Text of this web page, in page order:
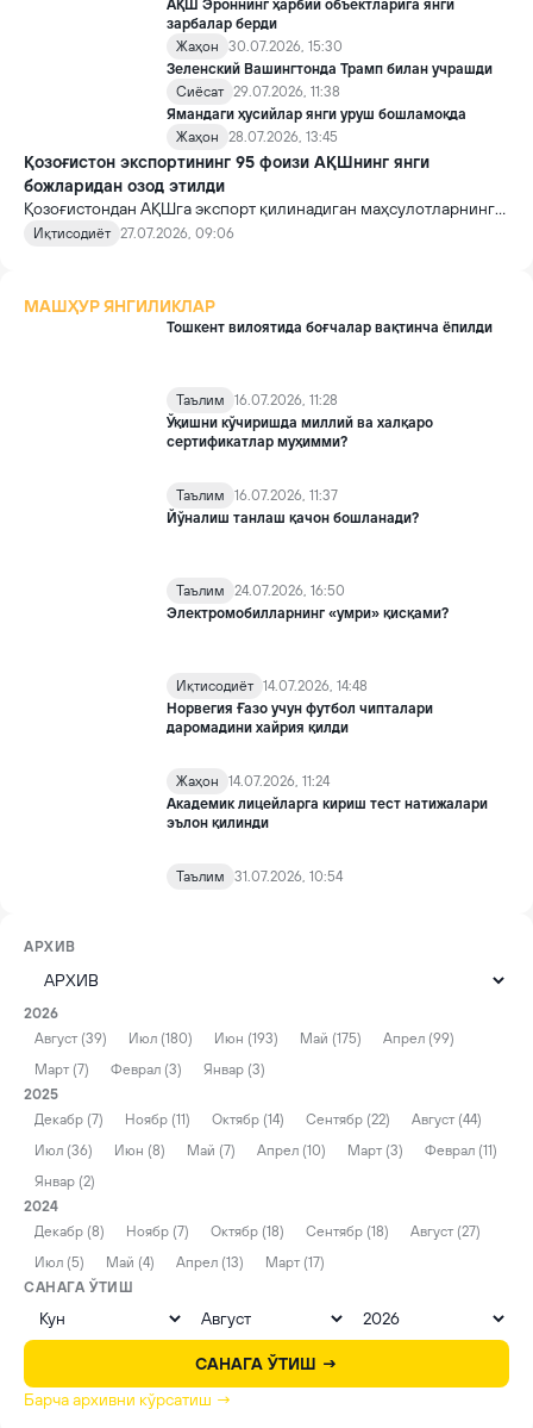
АҚШ Эроннинг ҳарбий объектларига янги
зарбалар берди
Жаҳон
30.07.2026, 15:30
Зеленский Вашингтонда Трамп билан учрашди
Сиёсат 29.07.2026, 11:38
Ямандаги ҳусийлар янги уруш бошламоқда
Жаҳон
28.07.2026, 13:45
Қозоғистон экспортининг 95 фоизи АҚШнинг янги
божларидан озод этилди
Қозоғистондан АҚШга экспорт қилинадиган маҳсулотларнинг
қарийб 95 фоизи Вашингтон жорий этган қўшимча импорт
Иқтисодиёт 27.07.2026, 09:06
МАШҲУР ЯНГИЛИКЛАР
Тошкент вилоятида боғчалар вақтинча ёпилди
Таълим
16.07.2026, 11:28
Ўқишни кўчиришда миллий ва халқаро
сертификатлар муҳимми?
Таълим
16.07.2026, 11:37
Йўналиш танлаш қачон бошланади?
Таълим
24.07.2026, 16:50
Электромобилларнинг «умри» қисқами?
Иқтисодиёт 14.07.2026, 14:48
Норвегия Ғазо учун футбол чипталари
даромадини хайрия қилди
Жаҳон
14.07.2026, 11:24
Академик лицейларга кириш тест натижалари
эълон қилинди
Таълим 31.07.2026, 10:54
АРХИВ
2026
Август (39)
Июл (180) Июн (193) Май (175)
Апрел (99)
Март (7)
Феврал (3)
Январ (3)
2025
Декабр (7)
Ноябр (11) Октябр (14) Сентябр (22)
Август (44)
Июл (36)
Июн (8) Май (7) Апрел (10) Март (3)
Феврал (11)
Январ (2)
2024
Декабр (8)
Ноябр (7) Октябр (18) Сентябр (18)
Август (27)
Июл (5)
Май (4) Апрел (13)
Март (17)
САНАГА ЎТИШ
САНАГА ЎТИШ →
Барча архивни кўрсатиш →